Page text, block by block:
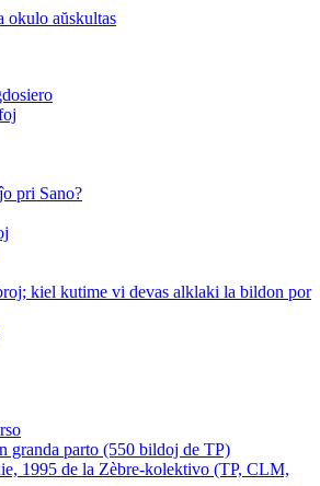
okulo aŭskultas
pri Sano?
kiel kutime vi devas alklaki la bildon por
granda parto (550 bildoj de TP)
1995 de la Zèbre-kolektivo (TP, CLM,